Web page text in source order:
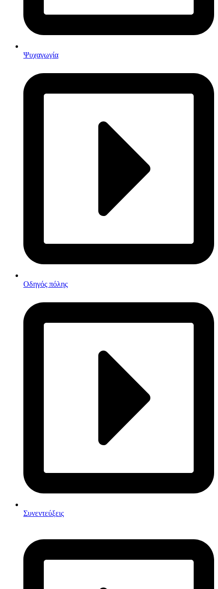
Ψυχαγωγία
Οδηγός πόλης
Συνεντεύξεις